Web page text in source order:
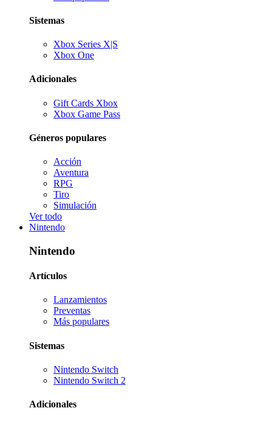
Sistemas
Xbox Series X|S
Xbox One
Adicionales
Gift Cards Xbox
Xbox Game Pass
Géneros populares
Acción
Aventura
RPG
Tiro
Simulación
Ver todo
Nintendo
Nintendo
Artículos
Lanzamientos
Preventas
Más populares
Sistemas
Nintendo Switch
Nintendo Switch 2
Adicionales